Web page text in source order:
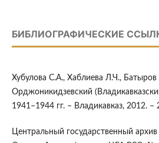
БИБЛИОГРАФИЧЕСКИЕ
Хубулова С.А., Хаблиева Л.Ч., Батыров
Орджоникидзевский
1941–1944 гг. – Владикавказ, 2012. –
Центральный государственный